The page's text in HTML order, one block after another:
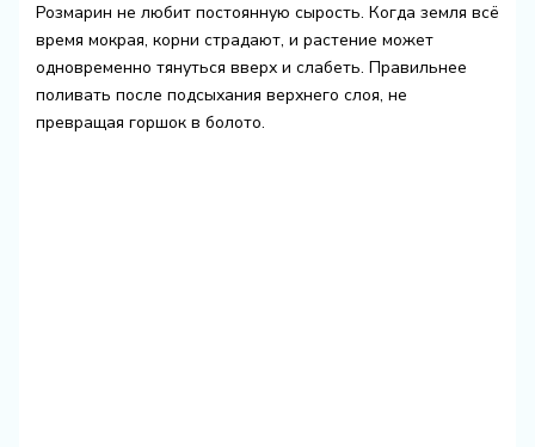
Розмарин не любит постоянную сырость. Когда земля всё
время мокрая, корни страдают, и растение может
одновременно тянуться вверх и слабеть. Правильнее
поливать после подсыхания верхнего слоя, не
превращая горшок в болото.